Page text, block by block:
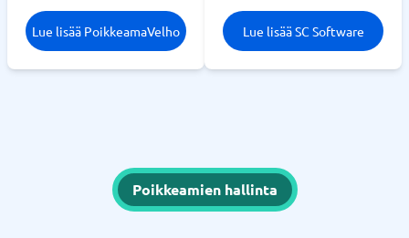
Lue lisää PoikkeamaVelho Lue lisää SC Software
Poikkeamien hallinta